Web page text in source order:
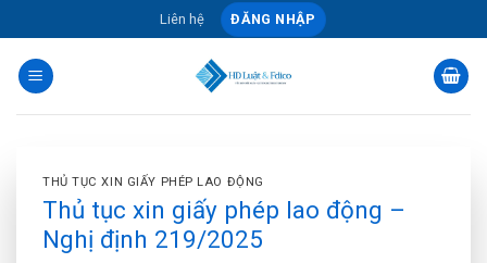
to
content
Liên hệ ĐĂNG NHẬP
THỦ TỤC XIN GIẤY PHÉP LAO ĐỘNG
Thủ tục xin giấy phép lao động –
Nghị định 219/2025